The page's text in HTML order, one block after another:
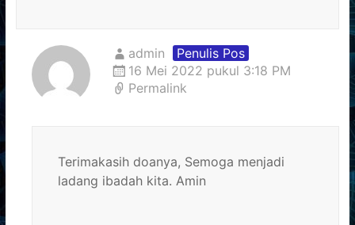
admin
Penulis Pos
16 Mei 2022 pukul 3:18 PM
Permalink
Terimakasih doanya, Semoga menjadi
ladang ibadah kita. Amin